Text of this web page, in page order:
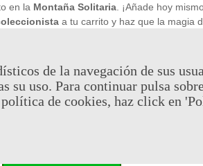
en la Montaña Solitaria. ¡Añade hoy
a tu carrito y haz que la magia
de la navegación de sus
su uso. Para continuar pulsa
de cookies, haz click en